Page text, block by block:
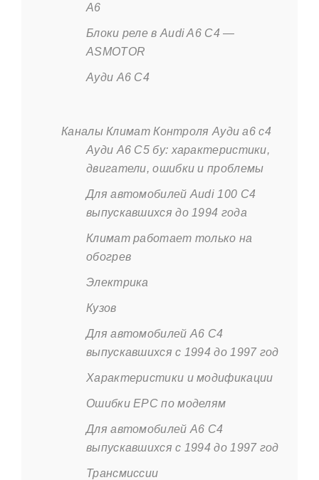
А6
Блоки реле в Audi A6 C4 —
ASMOTOR
Ауди А6 С4
Каналы Климат Контроля Ауди а6 с4
Ауди А6 С5 бу: характеристики,
двигатели, ошибки и проблемы
Для автомобилей Audi 100 С4
выпускавшихся до 1994 года
Климат работает только на
обогрев
Электрика
Кузов
Для автомобилей А6 С4
выпускавшихся с 1994 до 1997 год
Характеристики и модификации
Ошибки EPC по моделям
Для автомобилей А6 С4
выпускавшихся с 1994 до 1997 год
Трансмиссии